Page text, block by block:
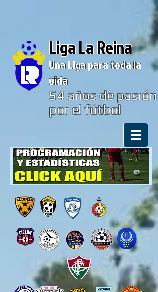
Liga La Reina
Una Liga para toda la
vida
54años de pasión
por el fútbol